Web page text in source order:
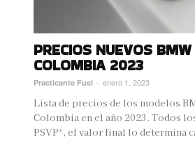
PRECIOS NUEVOS BMW
COLOMBIA 2023
Practicante Fuel - enero 1, 2023
Lista de precios de los modelos
Colombia en el año 2023. Todos
PSVP*, el valor final lo determina